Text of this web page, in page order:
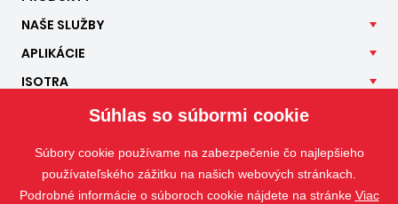
NAŠE SLUŽBY
APLIKÁCIE
ISOTRA
Súhlas so súbormi cookie
Súbory cookie používame na zabezpečenie čo najlepšieho
používateľského zážitku na našich webových stránkach.
Podrobné informácie o súboroch cookie nájdete na stránke Viac